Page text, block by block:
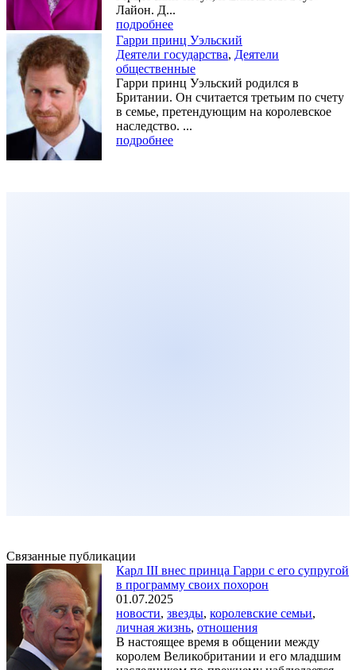
Лайон. Д...
подробнее
Гарри принц Уэльский
Деятели государства, Деятели
общественные
Гарри принц Уэльский родился в
Британии. Он считается третьим по счету
в семье, претендующим на королевское
наследство. ...
подробнее
Связанные публикации
Карл III внес принца Гарри с его супругой
в программу своих похорон
01.07.2025
новости, звезды, королевские семьи,
личная жизнь, отношения
В настоящее время в общении между
королем Великобритании и его младшим